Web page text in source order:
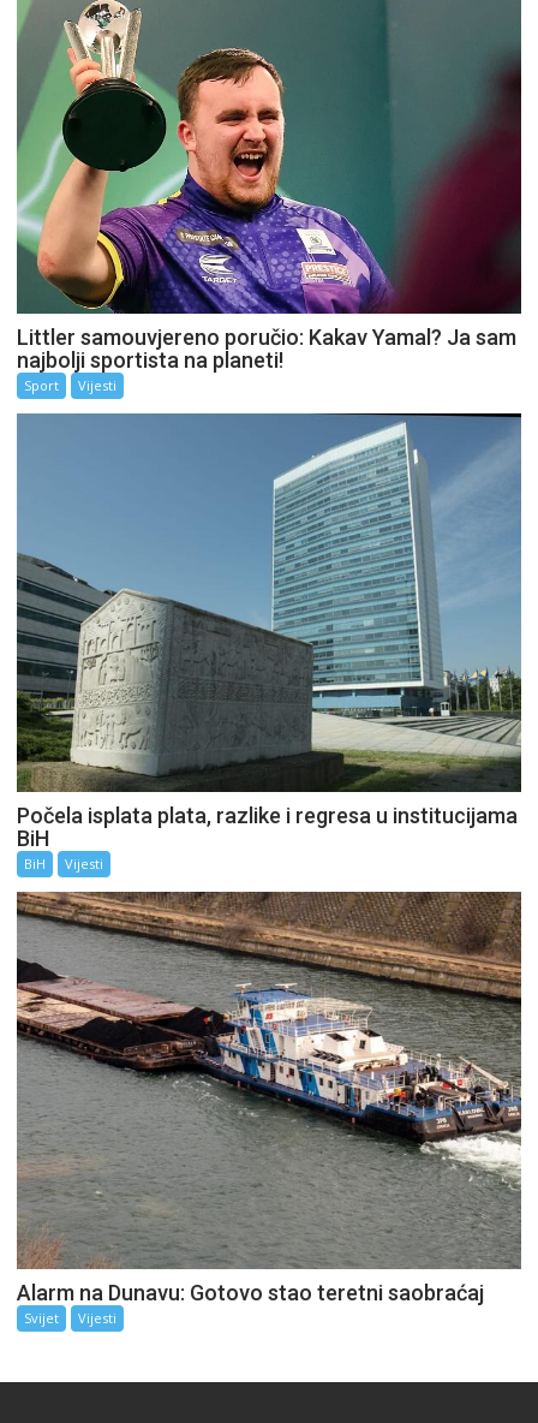
Littler samouvjereno poručio: Kakav Yamal? Ja sam
najbolji sportista na planeti!
Sport Vijesti
Počela isplata plata, razlike i regresa u institucijama
BiH
BiH Vijesti
Alarm na Dunavu: Gotovo stao teretni saobraćaj
Svijet Vijesti